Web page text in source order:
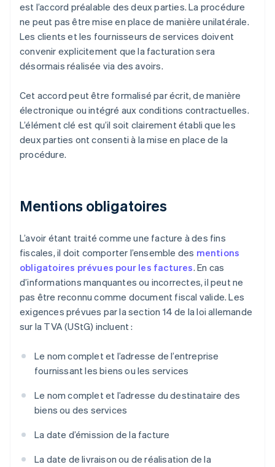
est l’accord préalable des deux parties. La procédure
ne peut pas être mise en place de manière unilatérale.
Les clients et les fournisseurs de services doivent
convenir explicitement que la facturation sera
désormais réalisée via des avoirs.
Cet accord peut être formalisé par écrit, de manière
électronique ou intégré aux conditions contractuelles.
L’élément clé est qu’il soit clairement établi que les
deux parties ont consenti à la mise en place de la
procédure.
Mentions obligatoires
L’avoir étant traité comme une facture à des fins
fiscales, il doit comporter l’ensemble des mentions
obligatoires prévues pour les factures. En cas
d’informations manquantes ou incorrectes, il peut ne
pas être reconnu comme document fiscal valide. Les
exigences prévues par la section 14 de la loi allemande
sur la TVA (UStG) incluent :
Le nom complet et l’adresse de l’entreprise
fournissant les biens ou les services
Le nom complet et l’adresse du destinataire des
biens ou des services
La date d’émission de la facture
La date de livraison ou de réalisation de la